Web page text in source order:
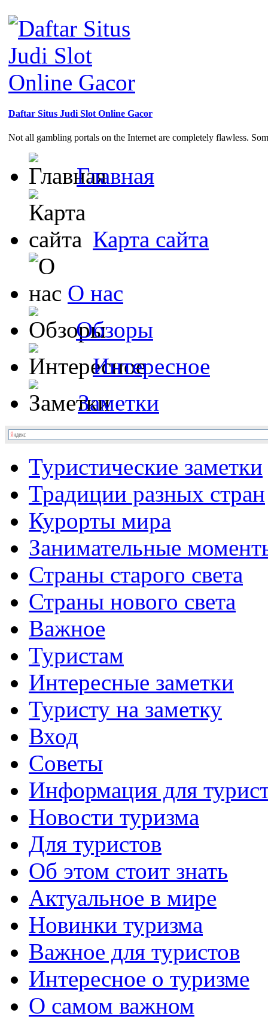
Daftar Situs Judi Slot Online Gacor
Not all gambling portals on the Internet are completely flawless.
Главная
Карта сайта
О нас
Обзоры
Интересное
Заметки
Туристические заметки
Традиции разных стран
Курорты мира
Занимательные
Страны старого света
Страны нового света
Важное
Туристам
Интересные заметки
Туристу на заметку
Вход
Советы
Информация для
Новости туризма
Для туристов
Об этом стоит знать
Актуальное в мире
Новинки туризма
Важное для туристов
Интересное о туризме
О самом важном